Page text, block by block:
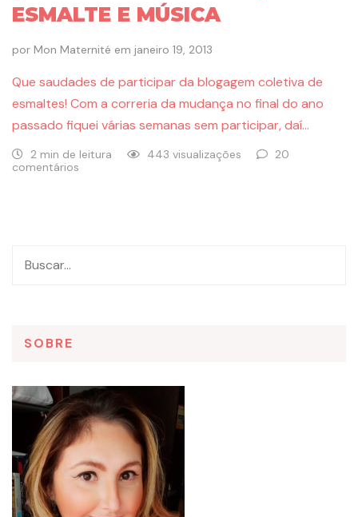
ESMALTE E MÚSICA
por Mon Maternité em janeiro 19, 2013
Que saudades de participar da blogagem coletiva de
esmaltes! Com a correria da mudança no final do ano
passado fiquei várias semanas sem participar, daí…
2 min de leitura 443 visualizações
20
comentários
SOBRE